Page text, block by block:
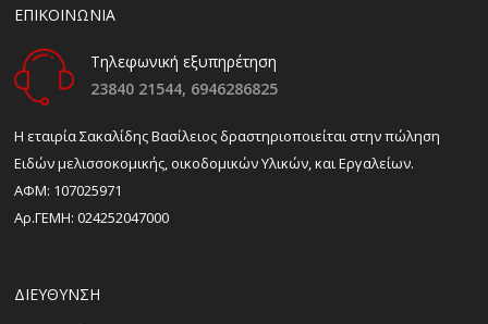
ΕΠΙΚΟΙΝΩΝΙΑ
Τηλεφωνική εξυπηρέτηση
23840 21544, 6946286825
H εταιρία Σακαλίδης Βασίλειος δραστηριοποιείται στην πώληση
Ειδών μελισσοκομικής, οικοδομικών Υλικών, και Εργαλείων.
ΑΦΜ: 107025971
Αρ.ΓΕΜΗ: 024252047000
ΔΙΕΎΘΥΝΣΗ